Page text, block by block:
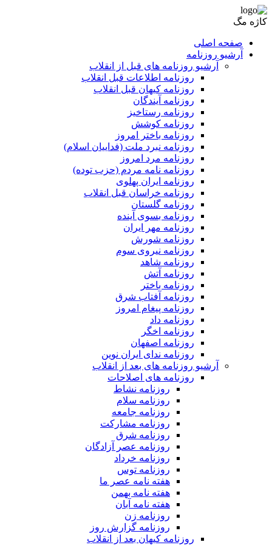
کاژه مگ
صفحه اصلی
آرشیو روزنامه
آرشیو روزنامه های قبل از انقلاب
روزنامه اطلاعات قبل انقلاب
روزنامه کیهان قبل انقلاب
روزنامه آیندگان
روزنامه رستاخیز
روزنامه کوشش
روزنامه باختر امروز
روزنامه نبرد ملت (فداییان اسلام)
روزنامه مرد امروز
روزنامه نامه مردم (حزب توده)
روزنامه ایران پهلوی
روزنامه خراسان قبل انقلاب
روزنامه گلستان
روزنامه بسوی آینده
روزنامه مهر ایران
روزنامه شورش
روزنامه نیروی سوم
روزنامه شاهد
روزنامه آتش
روزنامه باختر
روزنامه آفتاب شرق
روزنامه پیغام امروز
روزنامه داد
روزنامه اخگر
روزنامه اصفهان
روزنامه ندای ایران نوین
آرشیو روزنامه های بعد از انقلاب
روزنامه های اصلاحات
روزنامه نشاط
روزنامه سلام
روزنامه جامعه
روزنامه مشارکت
روزنامه شرق
روزنامه عصر آزادگان
روزنامه خرداد
روزنامه توس
هفته نامه عصر ما
هفته نامه بهمن
هفته نامه آبان
روزنامه زن
روزنامه گزارش روز
روزنامه کیهان بعد از انقلاب